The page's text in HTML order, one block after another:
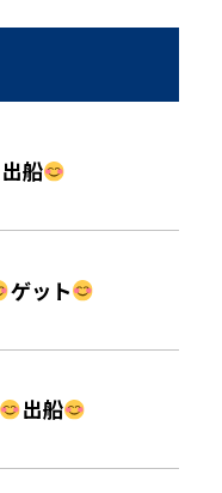
出船
ゲット
出船